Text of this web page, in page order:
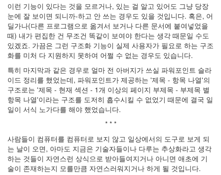
이런 기능이 있다는 것을 모르거나, 있는 걸 알고 있어도 그냥 당장
눈에 잘 보이면 되니까-하고 안 쓰는 경우도 있을 것입니다. 혹은, 어
딜가나(다른 프로그램으로 옮겨서 보거나 다른 문서에 붙여넣었을
때) 내가 편집한 건 무조건 똑같이 보여야 한다는 생각 때문일 수도
있겠죠. 가끔은 그런 구조화 기능이 실제 사용자가 필요로 하는 구조
화를 미처 다 지원하지 못하여 어쩔 수 없는 경우도 있습니다.
특히 마지막과 같은 경우로 얼마 전 아버지가 쓰실 파워포인트 슬라
이드 정리를 했었는데, 파워포인트가 제공하는 '제목 - 항목 나열'의
구조로는 '제목 - 현재 섹션 - 1개 이상의 페이지 부제목 - 부제목 별
항목 나열'이라는 구조를 도저히 흡수시킬 수 없었기 때문에 결국 일
일이 서식 노가다를 해야 했었습니다.
* * *
사람들이 컴퓨터를 컴퓨터로 보지 않고 일상에서의 도구로 보게 되
는 날이 오면, 아마도 지금은 기술자들이나 다루는 추상화라고 생각
하는 것들이 자연스런 상식으로 받아들여지거나 아니면 애초에 기
술이 존재하는지 모를만큼 자연스러워지거나 하게 될 것입니다.
의
매
쉬
결
론
CSS
표
현
Find!
Categories